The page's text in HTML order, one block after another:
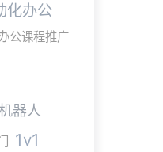
化办公
公课程推广
器人
1v1